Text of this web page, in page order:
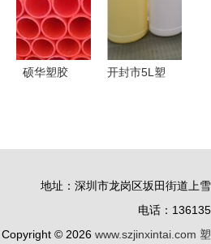
定制处理
硕华塑胶
高效
开封市5L塑
地址：深圳市龙岗区坂田街道上
电话：
Copyright © 2026 www.szjinxintai.com